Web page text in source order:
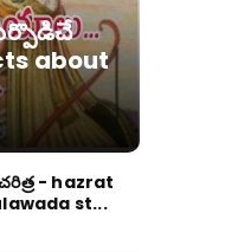
about
- hazrat
st...